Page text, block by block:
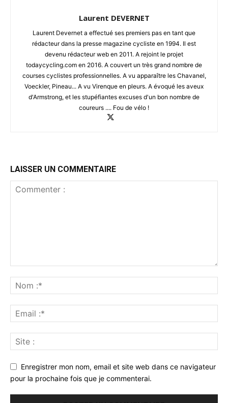
Laurent DEVERNET
Laurent Devernet a effectué ses premiers pas en tant que
rédacteur dans la presse magazine cycliste en 1994. Il est
devenu rédacteur web en 2011. A rejoint le projet
todaycycling.com en 2016. A couvert un très grand nombre de
courses cyclistes professionnelles. A vu apparaître les Chavanel,
Voeckler, Pineau... A vu Virenque en pleurs. A évoqué les aveux
d'Armstrong, et les stupéfiantes excuses d'un bon nombre de
coureurs .... Fou de vélo !
LAISSER UN COMMENTAIRE
Enregistrer mon nom, email et site web dans ce navigateur
pour la prochaine fois que je commenterai.